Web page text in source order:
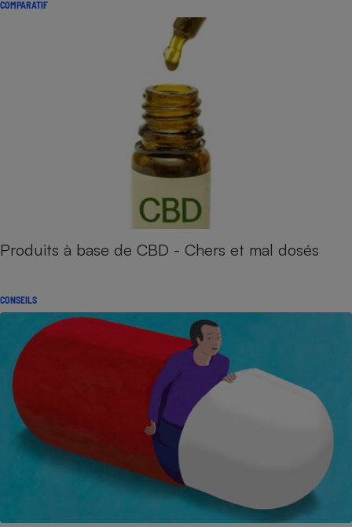
COMPARATIF
Produits à base de CBD - Chers et mal dosés
CONSEILS